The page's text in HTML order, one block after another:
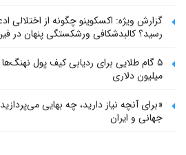
گزارش ویژه: اکسکوینو چگونه از اختلالی
رسید؟ کالبدشکافی ورشکستگی پنهان در
۵ گام طلایی برای ردیابی کیف پول‌
میلیون دلاری
«برای آنچه نیاز دارید، چه بهایی
جهانی و ایران